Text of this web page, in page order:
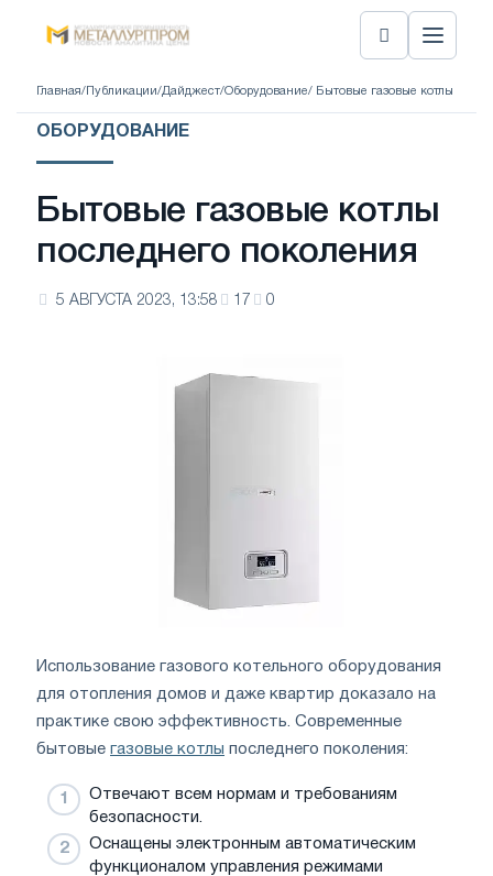
Главная/ Публикации/Дайджест/Оборудование/ Бытовые газовые котлы
ОБОРУДОВАНИЕ
Бытовые газовые котлы
последнего поколения
5 АВГУСТА 2023, 13:58 17 0
Использование газового котельного оборудования
для отопления домов и даже квартир доказало на
практике свою эффективность. Современные
бытовые газовые котлы последнего поколения:
Отвечают всем нормам и требованиям
безопасности.
Оснащены электронным автоматическим
функционалом управления режимами